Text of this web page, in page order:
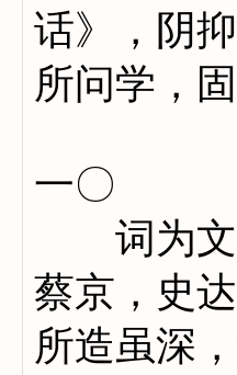
话》，阴
所问学，
一〇
词为文
蔡京，史
所造虽深